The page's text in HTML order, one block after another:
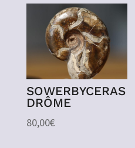
SOWERBYCERAS
DRÔME
80,00€